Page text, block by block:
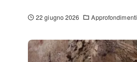
22 giugno 2026 Approfondimenti